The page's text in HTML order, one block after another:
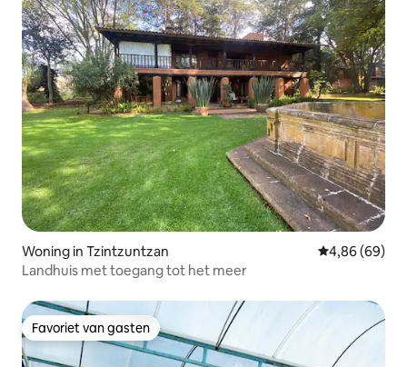
Woning in Tzintzuntzan Gemiddelde
4,86 (69)
Landhuis met toegang tot het meer
Favoriet van gasten
Favoriet van gasten